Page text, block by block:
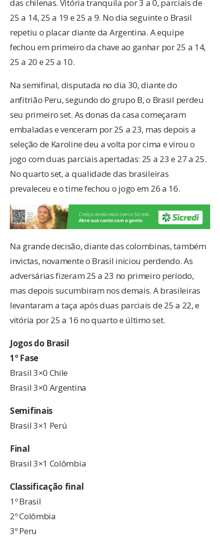
das chilenas. Vitória tranquila por 3 a 0, parciais de
25 a 14, 25 a 19 e 25 a 9. No dia seguinte o Brasil
repetiu o placar diante da Argentina. A equipe
fechou em primeiro da chave ao ganhar por 25 a 14,
25 a 20 e 25 a 10.
Na semifinal, disputada no dia 30, diante do
anfitrião Peru, segundo do grupo B, o Brasil perdeu
seu primeiro set. As donas da casa começaram
embaladas e venceram por 25 a 23, mas depois a
seleção de Karoline deu a volta por cima e virou o
jogo com duas parciais apertadas: 25 a 23 e 27 a 25.
No quarto set, a qualidade das brasileiras
prevaleceu e o time fechou o jogo em 26 a 16.
Na grande decisão, diante das colombinas, também
invictas, novamente o Brasil iniciou perdendo. As
adversárias fizeram 25 a 23 no primeiro período,
mas depois sucumbiram nos demais. A brasileiras
levantaram a taça após duas parciais de 25 a 22, e
vitória por 25 a 16 no quarto e último set.
Jogos do Brasil
1º Fase
Brasil 3×0 Chile
Brasil 3×0 Argentina
Semifinais
Brasil 3×1 Perú
Final
Brasil 3×1 Colômbia
Classificação final
1º Brasil
2º Colômbia
3º Peru